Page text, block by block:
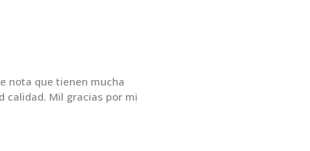
nota que tienen mucha
calidad. Mil gracias por mi